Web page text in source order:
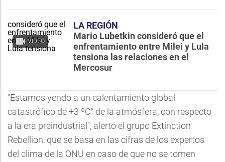
VIDEO
LA REGIÓN
Mario Lubetkin consideró que el
enfrentamiento entre Milei y Lula
tensiona las relaciones en el
Mercosur
"Estamos yendo a un calentamiento global
catastrófico de +3 ºC" de la atmósfera, con respecto
a la era preindustrial", alertó el grupo Extinction
Rebellion, que se basa en las cifras de los expertos
del clima de la ONU en caso de que no se tomen